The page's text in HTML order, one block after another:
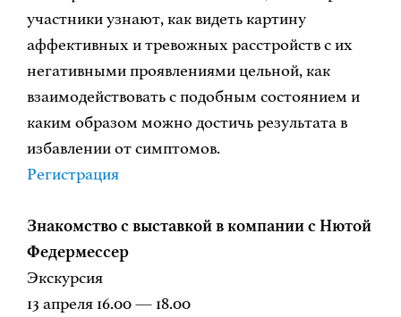
участники узнают, как видеть картину
аффективных и тревожных расстройств с их
негативными проявлениями цельной, как
взаимодействовать с подобным состоянием и
каким образом можно достичь результата в
избавлении от симптомов.
Регистрация
Знакомство с выставкой в компании с Нютой
Федермессер
Экскурсия
13 апреля 16.00 — 18.00